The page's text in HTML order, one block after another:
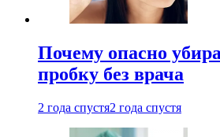
Почему опасно
пробку без врача
2 года спустя2 года спустя